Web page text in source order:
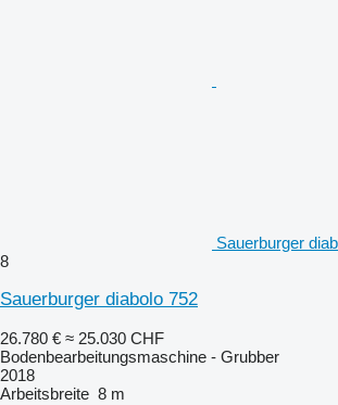
Sauerburger
8
Sauerburger diabolo 752
26.780 € ≈ 25.030 CHF
Bodenbearbeitungsmaschine - Grubber
2018
Arbeitsbreite 8 m